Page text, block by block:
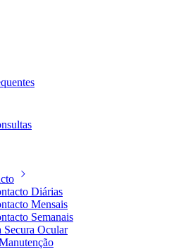
Diárias
Mensais
Semanais
Secura Ocular